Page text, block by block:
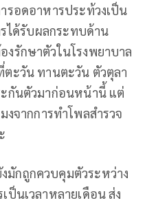
รอดอาหารประท้วงเป็น
รได้รับผลกระทบด้าน
รักษาตัวในโรงพยาบาล
ะวัน ทานตะวัน ตัวตุลา
กันตัวมาก่อนหน้านี้ แต่
งจากการทำโพลสำรวจ
มักถูกควบคุมตัวระหว่าง
ป็นเวลาหลายเดือน ส่ง